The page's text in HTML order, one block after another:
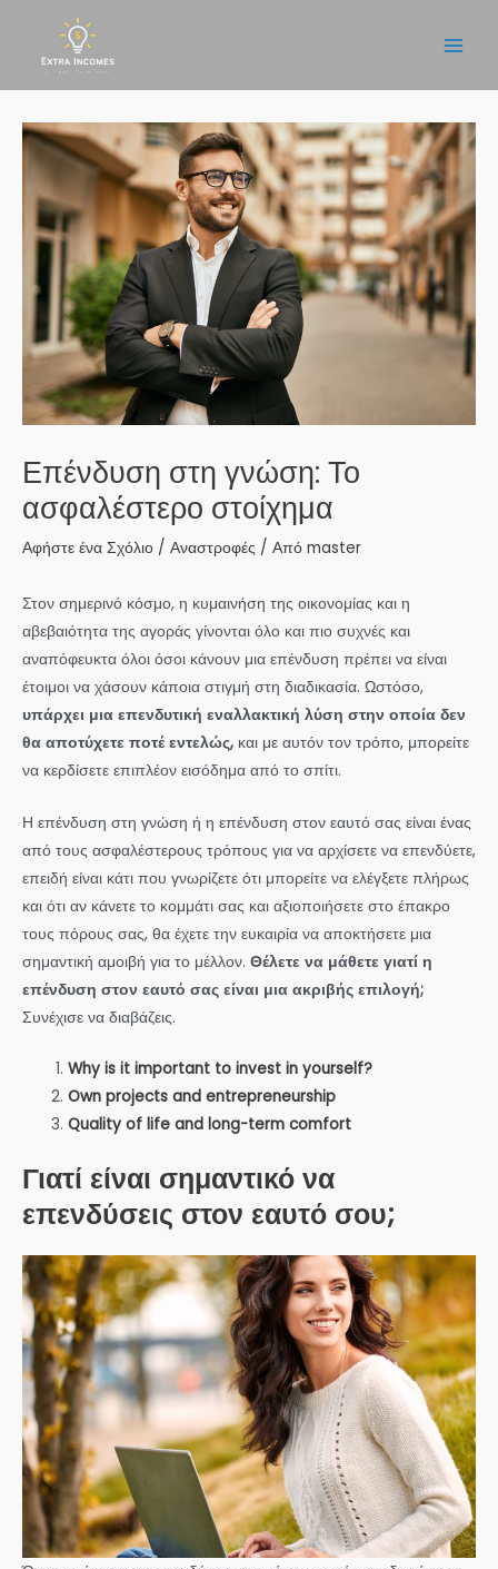
περιεχόμενο
Επένδυση στη γνώση: Το
ασφαλέστερο στοίχημα
Αφήστε ένα Σχόλιο / Αναστροφές / Από master
Στον σημερινό κόσμο, η κυμαινήση της οικονομίας και η
αβεβαιότητα της αγοράς γίνονται όλο και πιο συχνές και
αναπόφευκτα όλοι όσοι κάνουν μια επένδυση πρέπει να είναι
έτοιμοι να χάσουν κάποια στιγμή στη διαδικασία. Ωστόσο,
υπάρχει μια επενδυτική εναλλακτική λύση στην οποία δεν
θα αποτύχετε ποτέ εντελώς, και με αυτόν τον τρόπο, μπορείτε
να κερδίσετε επιπλέον εισόδημα από το σπίτι.
Η επένδυση στη γνώση ή η επένδυση στον εαυτό σας είναι ένας
από τους ασφαλέστερους τρόπους για να αρχίσετε να επενδύετε,
επειδή είναι κάτι που γνωρίζετε ότι μπορείτε να ελέγξετε πλήρως
και ότι αν κάνετε το κομμάτι σας και αξιοποιήσετε στο έπακρο
τους πόρους σας, θα έχετε την ευκαιρία να αποκτήσετε μια
σημαντική αμοιβή για το μέλλον. Θέλετε να μάθετε γιατί η
επένδυση στον εαυτό σας είναι μια ακριβής επιλογή;
Συνέχισε να διαβάζεις.
Why is it important to invest in yourself?
Own projects and entrepreneurship
Quality of life and long-term comfort
Γιατί είναι σημαντικό να
επενδύσεις στον εαυτό σου;